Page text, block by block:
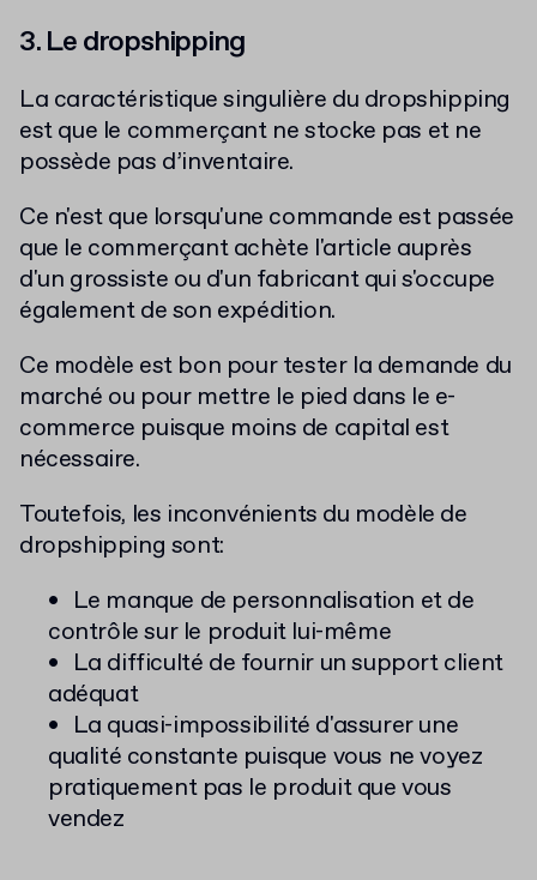
3. Le dropshipping
La caractéristique singulière du dropshipping
est que le commerçant ne stocke pas et ne
possède pas d’inventaire.
Ce n'est que lorsqu'une commande est passée
que le commerçant achète l'article auprès
d'un grossiste ou d'un fabricant qui s'occupe
également de son expédition.
Ce modèle est bon pour tester la demande du
marché ou pour mettre le pied dans le e-
commerce puisque moins de capital est
nécessaire.
Toutefois, les inconvénients du modèle de
dropshipping sont:
Le manque de personnalisation et de
contrôle sur le produit lui-même
La difficulté de fournir un support client
adéquat
La quasi-impossibilité d'assurer une
qualité constante puisque vous ne voyez
pratiquement pas le produit que vous
vendez